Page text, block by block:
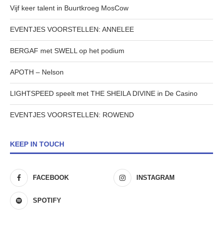
Vijf keer talent in Buurtkroeg MosCow
EVENTJES VOORSTELLEN: ANNELEE
BERGAF met SWELL op het podium
APOTH – Nelson
LIGHTSPEED speelt met THE SHEILA DIVINE in De Casino
EVENTJES VOORSTELLEN: ROWEND
KEEP IN TOUCH
FACEBOOK INSTAGRAM
SPOTIFY